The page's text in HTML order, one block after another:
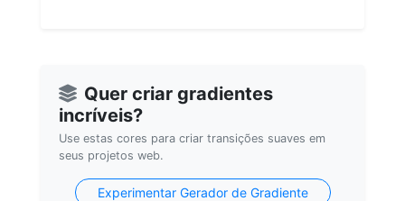
Quer criar gradientes
incríveis?
Use estas cores para criar transições suaves em
seus projetos web.
Experimentar Gerador de Gradiente